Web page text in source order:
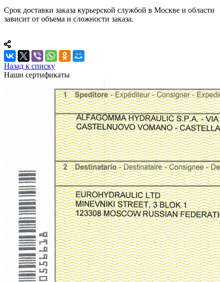
Срок доставки заказа курьерской службой в Москве и области
зависит от объема и сложности заказа.
Назад к списку
Наши сертификаты